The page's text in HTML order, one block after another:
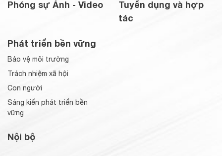
Phóng sự Ảnh - Video
Tuyển dụng và hợp
tác
Phát triển bền vững
Bảo vệ môi trường
Trách nhiệm xã hội
Con người
Sáng kiến phát triển bền
vững
Nội bộ